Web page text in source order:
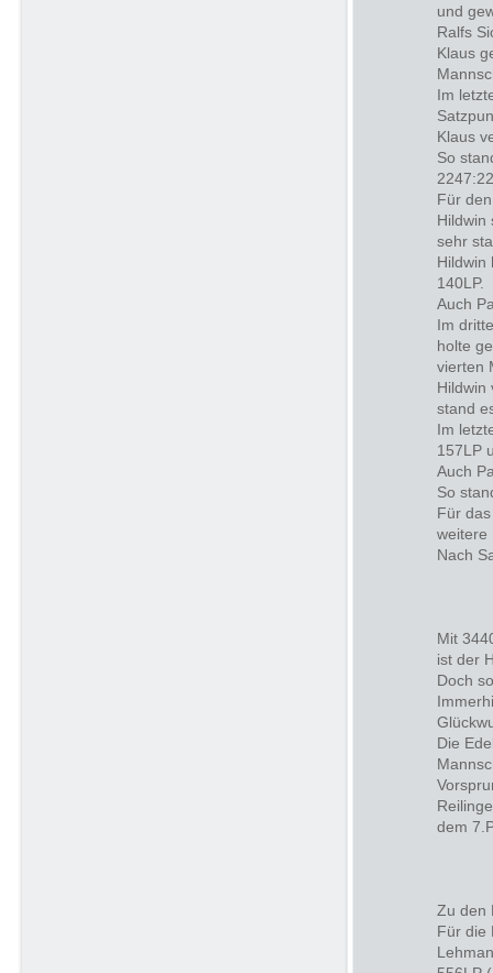
und
Ralfs
Klaus
Im
Klaus
So
Für
Hildwin
sehr
Hildwin
140LP.
Auch
Im
holte
vierten
Hildwin
stand
Im
157LP
Auch
So
Für
weitere
Nach
Mit
ist der
Doch
Die
dem
Zu den
Für die